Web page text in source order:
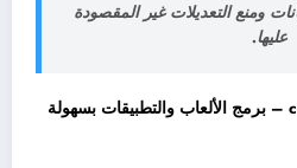
ومنع التعديلات غير المقصودة
عليها.
اقرا ايضا/تعلم برمجة c sharp – برمج الألعاب والتطبيقات بسهولة